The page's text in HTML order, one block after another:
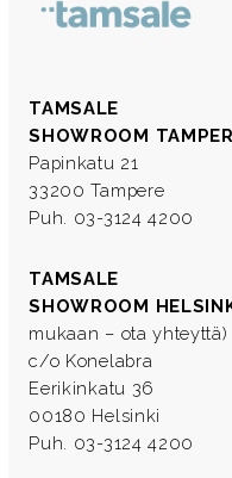
TAMSALE
SHOWROOM
Papinkatu 21
33200 Tampere
Puh. 03-3124 4200
TAMSALE
SHOWROOM
mukaan – ota yhteyttä)
c/o Konelabra
Eerikinkatu 36
00180 Helsinki
Puh. 03-3124 4200